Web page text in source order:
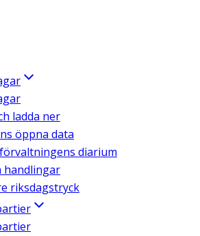
ladda ner
öppna data
diarium
handlingar
riksdagstryck